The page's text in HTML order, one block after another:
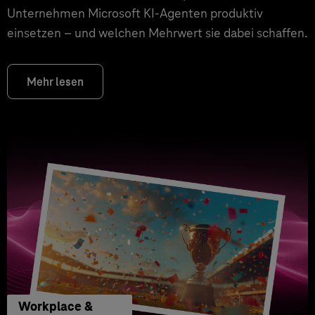
Unternehmen Microsoft KI-Agenten produktiv
einsetzen – und welchen Mehrwert sie dabei schaffen.
Mehr lesen
Workplace &